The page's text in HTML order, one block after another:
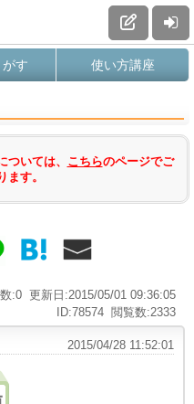
す 使い方講座
いては、 こちらのページでご
ます。
更新日:2015/05/01 09:36:05
:0
閲覧数:2333
ID:78574
2015/04/28 11:52:01